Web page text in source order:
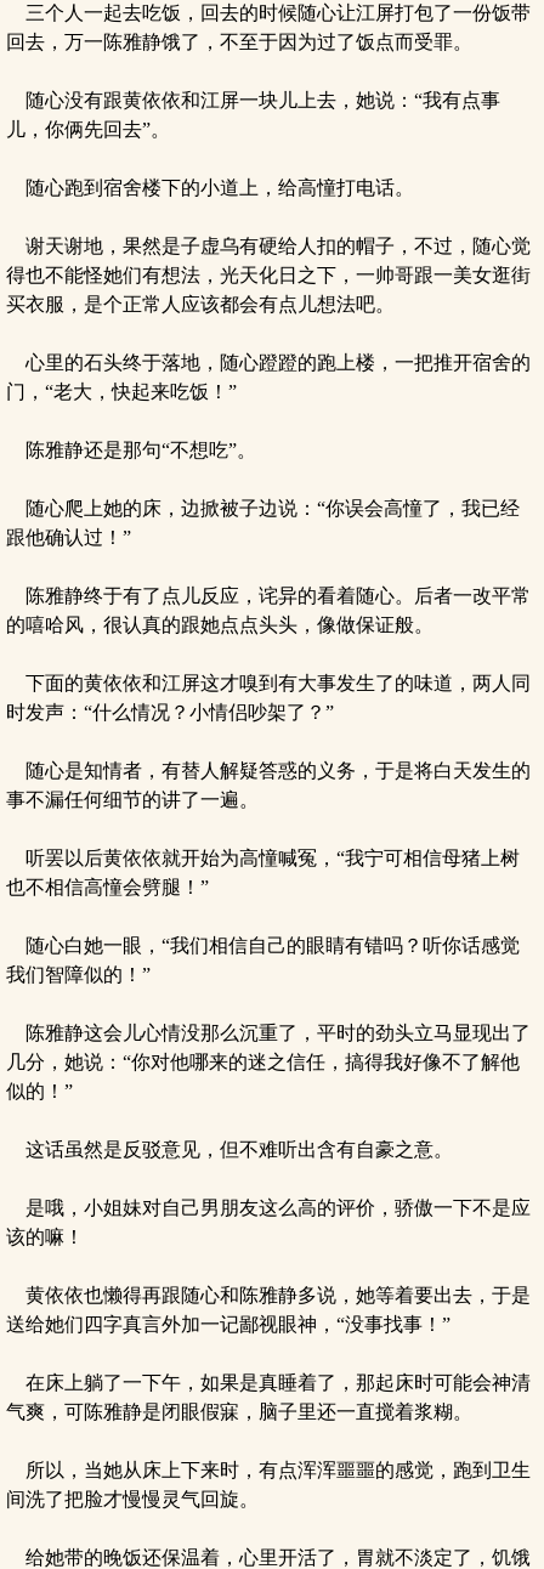
三个人一起去吃饭，回去的时候随心让江屏打包了一份饭带
回去，万一陈雅静饿了，不至于因为过了饭点而受罪。
随心没有跟黄依依和江屏一块儿上去，她说：“我有点事
儿，你俩先回去”。
随心跑到宿舍楼下的小道上，给高憧打电话。
谢天谢地，果然是子虚乌有硬给人扣的帽子，不过，随心觉
得也不能怪她们有想法，光天化日之下，一帅哥跟一美女逛街
买衣服，是个正常人应该都会有点儿想法吧。
心里的石头终于落地，随心蹬蹬的跑上楼，一把推开宿舍的
门，“老大，快起来吃饭！”
陈雅静还是那句“不想吃”。
随心爬上她的床，边掀被子边说：“你误会高憧了，我已经
跟他确认过！”
陈雅静终于有了点儿反应，诧异的看着随心。后者一改平常
的嘻哈风，很认真的跟她点点头头，像做保证般。
下面的黄依依和江屏这才嗅到有大事发生了的味道，两人同
时发声：“什么情况？小情侣吵架了？”
随心是知情者，有替人解疑答惑的义务，于是将白天发生的
事不漏任何细节的讲了一遍。
听罢以后黄依依就开始为高憧喊冤，“我宁可相信母猪上树
也不相信高憧会劈腿！”
随心白她一眼，“我们相信自己的眼睛有错吗？听你话感觉
我们智障似的！”
陈雅静这会儿心情没那么沉重了，平时的劲头立马显现出了
几分，她说：“你对他哪来的迷之信任，搞得我好像不了解他
似的！”
这话虽然是反驳意见，但不难听出含有自豪之意。
是哦，小姐妹对自己男朋友这么高的评价，骄傲一下不是应
该的嘛！
黄依依也懒得再跟随心和陈雅静多说，她等着要出去，于是
送给她们四字真言外加一记鄙视眼神，“没事找事！”
在床上躺了一下午，如果是真睡着了，那起床时可能会神清
气爽，可陈雅静是闭眼假寐，脑子里还一直搅着浆糊。
所以，当她从床上下来时，有点浑浑噩噩的感觉，跑到卫生
间洗了把脸才慢慢灵气回旋。
给她带的晚饭还保温着，心里开活了，胃就不淡定了，饥饿